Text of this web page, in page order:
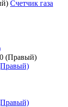
Счетчик газа